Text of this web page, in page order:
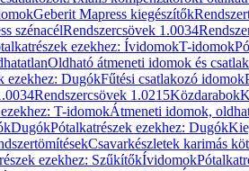
Geberit Mapress kiegészítők
szénacélRendszercsövek 1.0034
ezekhez: ÍvidomokT-idomok
Oldható átmeneti idomok és
ezekhez: DugókFűtési csatlakozó idomok
Rendszercsövek 1.0215Közdarabok
T-idomokÁtmeneti idomok,
DugókPótalkatrészek ezekhez: Dugók
Csavarkészletek karimás
ezekhez: SzűkítőkÍvidomok